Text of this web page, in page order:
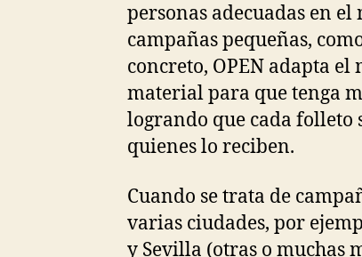
personas adecuadas en
campañas pequeñas,
concreto, OPEN adapta
material para que tenga
logrando que cada folleto
quienes lo reciben.
Cuando se trata de
varias ciudades, por
y Sevilla (otras o muchas